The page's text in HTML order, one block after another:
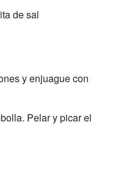
de sal
y enjuague con
Pelar y picar el